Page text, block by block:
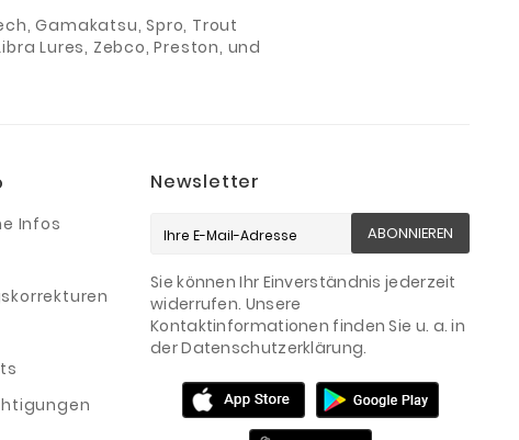
Gamakatsu, Spro, Trout
Lures, Zebco, Preston, und
Infos
Newsletter
ABONNIEREN
Sie können Ihr Einverständnis jederzeit
widerrufen. Unsere
Kontaktinformationen finden Sie u. a. in
der Datenschutzerklärung.